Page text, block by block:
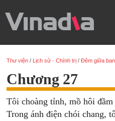
Thư viện / Lịch sử · Chính trị /Đêm giữa
Chương 27
Tôi choàng tỉnh, mồ hôi
Trong ánh điện chói chang,